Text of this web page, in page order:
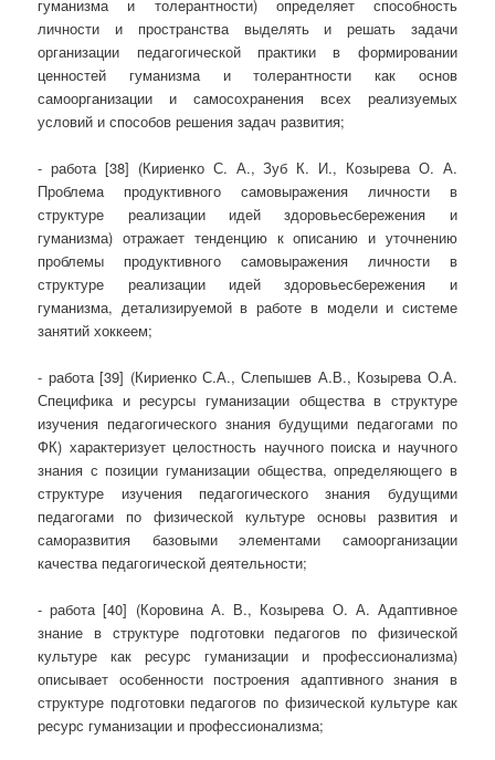
гуманизма и толерантности) определяет способность
личности и пространства выделять и решать задачи
организации педагогической практики в формировании
ценностей гуманизма и толерантности как основ
самоорганизации и самосохранения всех реализуемых
условий и способов решения задач развития;
- работа [38] (Кириенко С. А., Зуб К. И., Козырева О. А.
Проблема продуктивного самовыражения личности в
структуре реализации идей здоровьесбережения и
гуманизма) отражает тенденцию к описанию и уточнению
проблемы продуктивного самовыражения личности в
структуре реализации идей здоровьесбережения и
гуманизма, детализируемой в работе в модели и системе
занятий хоккеем;
- работа [39] (Кириенко С.А., Слепышев А.В., Козырева О.А.
Специфика и ресурсы гуманизации общества в структуре
изучения педагогического знания будущими педагогами по
ФК) характеризует целостность научного поиска и научного
знания с позиции гуманизации общества, определяющего в
структуре изучения педагогического знания будущими
педагогами по физической культуре основы развития и
саморазвития базовыми элементами самоорганизации
качества педагогической деятельности;
- работа [40] (Коровина А. В., Козырева О. А. Адаптивное
знание в структуре подготовки педагогов по физической
культуре как ресурс гуманизации и профессионализма)
описывает особенности построения адаптивного знания в
структуре подготовки педагогов по физической культуре как
ресурс гуманизации и профессионализма;